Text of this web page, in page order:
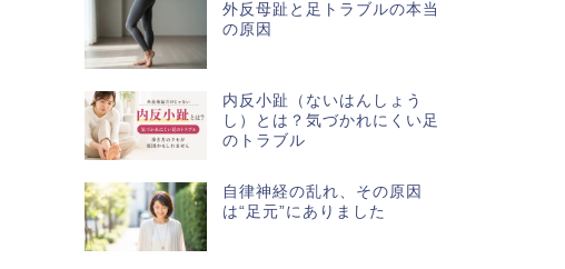
外反母趾と足トラブルの本当
の原因
内反小趾（ないはんしょう
し）とは？気づかれにくい足
のトラブル
自律神経の乱れ、その原因
は“足元”にありました